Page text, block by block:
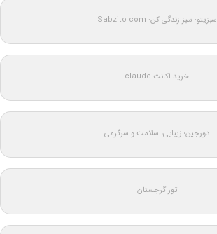
سبزیتو: سبز زندگی کن: Sabzito.com
خرید اکانت claude
دورجین؛ زیبایی، سلامت و سرگرمی
تور گرجستان